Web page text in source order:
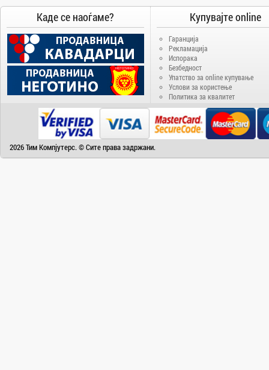
BenQ
Blackview
Bosch
Broadlink
Brother
Carrier
Каде се наоѓаме? Купувајте online
Гаранција
Рекламација
Испорака
Безбедност
Упатство за online купување
Услови за користење
Политика за квалитет
2026 Тим Компјутерс. © Сите права задржани.